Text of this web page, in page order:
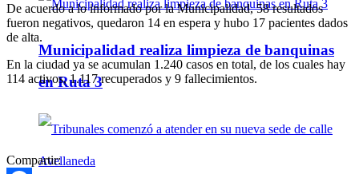
Municipalidad realiza limpieza de banquinas
en Ruta 3
De acuerdo a lo informado por la Municipalidad, 58 resultados
fueron negativos, quedaron 14 en espera y hubo 17 pacientes dados
de alta.
En la ciudad ya se acumulan 1.240 casos en total, de los cuales hay
114 activos, 1.117 recuperados y 9 fallecimientos.
Compartir: